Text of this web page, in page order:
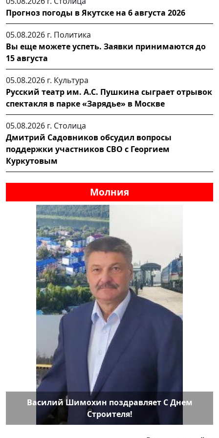
Прогноз погоды в Якутске на 6 августа 2026
05.08.2026 г. Политика
Вы еще можете успеть. Заявки принимаются до
15 августа
05.08.2026 г. Культура
Русский театр им. А.С. Пушкина сыграет отрывок
спектакля в парке «Зарядье» в Москве
05.08.2026 г. Столица
Дмитрий Садовников обсудил вопросы
поддержки участников СВО с Георгием
Куркутовым
Молния
Василий Шимохин поздравляет С Днем
Строителя!